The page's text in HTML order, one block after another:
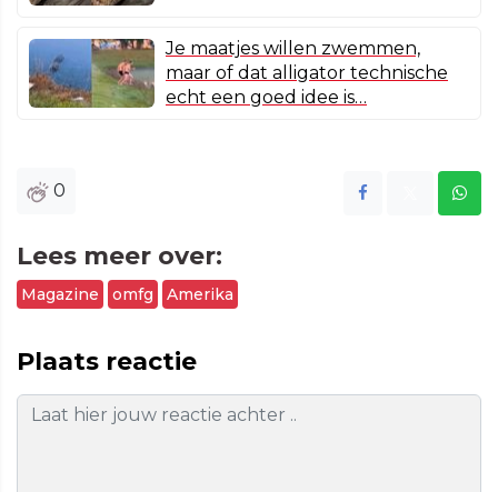
Je maatjes willen zwemmen,
maar of dat alligator technische
echt een goed idee is…
0
Lees meer over:
Magazine omfg Amerika
Plaats reactie